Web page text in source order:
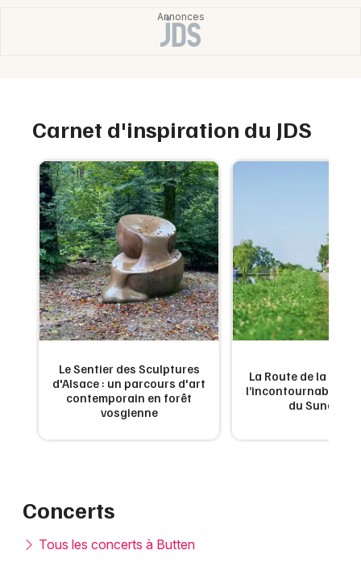
Carnet d'inspiration du JDS
Le Sentier des Sculptures
d'Alsace : un parcours d'art
contemporain en forêt
vosgienne
La Route de la
l’incontournable
du Sundgau
Concerts
Tous les concerts à Butten